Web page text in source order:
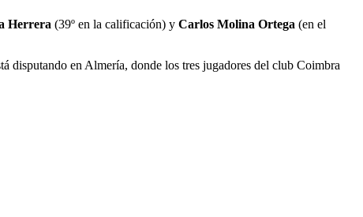
Herrera (39º en la calificación) y Carlos Molina Ortega (en el
en Almería, donde los tres jugadores del club Coimbra